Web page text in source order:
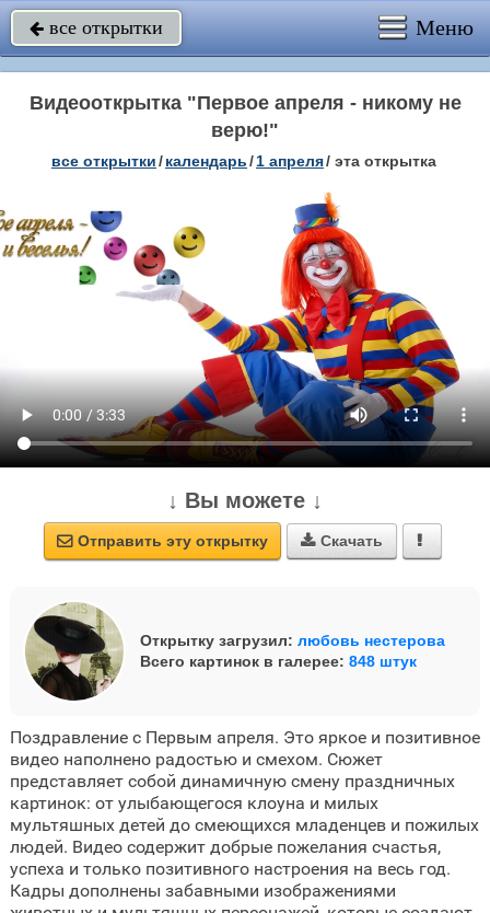
 все открытки Меню
Видеооткрытка "Первое апреля - никому не
верю!"
все открытки/календарь/1 апреля/ эта открытка
↓ Вы можете ↓
 Отправить эту открытку  Скачать 
Открытку загрузил: любовь нестерова
Всего картинок в галерее: 848 штук
Поздравление с Первым апреля. Это яркое и позитивное
видео наполнено радостью и смехом. Сюжет
представляет собой динамичную смену праздничных
картинок: от улыбающегося клоуна и милых
мультяшных детей до смеющихся младенцев и пожилых
людей. Видео содержит добрые пожелания счастья,
успеха и только позитивного настроения на весь год.
Кадры дополнены забавными изображениями